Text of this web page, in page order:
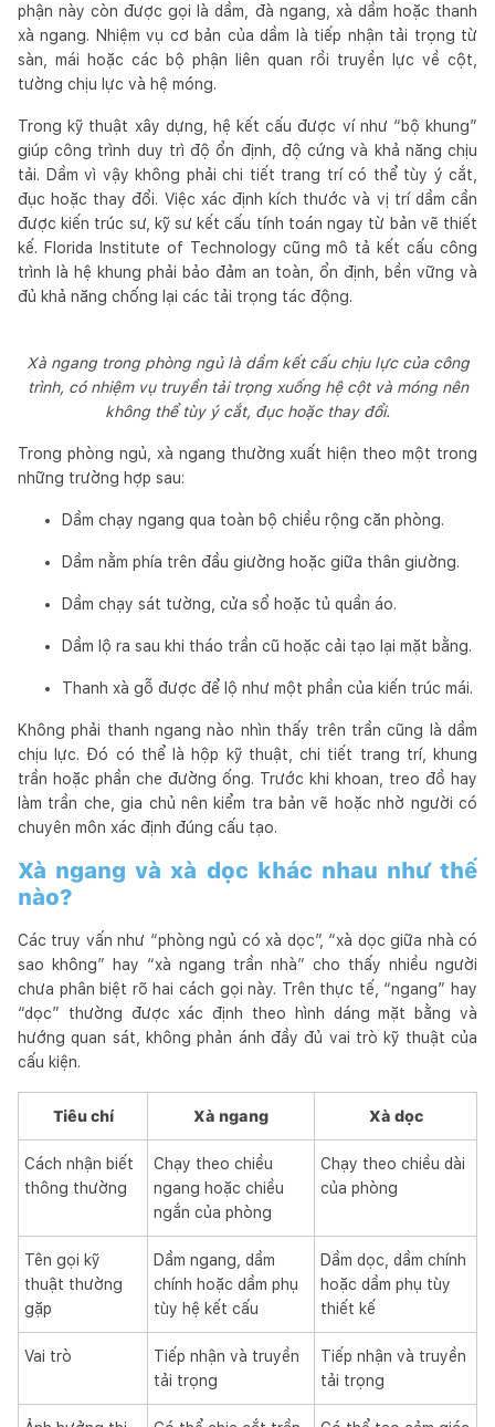
phận này còn được gọi là dầm, đà ngang, xà dầm hoặc thanh
xà ngang. Nhiệm vụ cơ bản của dầm là tiếp nhận tải trọng từ
sàn, mái hoặc các bộ phận liên quan rồi truyền lực về cột,
tường chịu lực và hệ móng.
Trong kỹ thuật xây dựng, hệ kết cấu được ví như “bộ khung”
giúp công trình duy trì độ ổn định, độ cứng và khả năng chịu
tải. Dầm vì vậy không phải chi tiết trang trí có thể tùy ý cắt,
đục hoặc thay đổi. Việc xác định kích thước và vị trí dầm cần
được kiến trúc sư, kỹ sư kết cấu tính toán ngay từ bản vẽ thiết
kế. Florida Institute of Technology cũng mô tả kết cấu công
trình là hệ khung phải bảo đảm an toàn, ổn định, bền vững và
đủ khả năng chống lại các tải trọng tác động.
Xà ngang trong phòng ngủ là dầm kết cấu chịu lực của công
trình, có nhiệm vụ truyền tải trọng xuống hệ cột và móng nên
không thể tùy ý cắt, đục hoặc thay đổi.
Trong phòng ngủ, xà ngang thường xuất hiện theo một trong
những trường hợp sau:
Dầm chạy ngang qua toàn bộ chiều rộng căn phòng.
Dầm nằm phía trên đầu giường hoặc giữa thân giường.
Dầm chạy sát tường, cửa sổ hoặc tủ quần áo.
Dầm lộ ra sau khi tháo trần cũ hoặc cải tạo lại mặt bằng.
Thanh xà gỗ được để lộ như một phần của kiến trúc mái.
Không phải thanh ngang nào nhìn thấy trên trần cũng là dầm
chịu lực. Đó có thể là hộp kỹ thuật, chi tiết trang trí, khung
trần hoặc phần che đường ống. Trước khi khoan, treo đồ hay
làm trần che, gia chủ nên kiểm tra bản vẽ hoặc nhờ người có
chuyên môn xác định đúng cấu tạo.
Xà ngang và xà dọc khác nhau như thế
nào?
Các truy vấn như “phòng ngủ có xà dọc”, “xà dọc giữa nhà có
sao không” hay “xà ngang trần nhà” cho thấy nhiều người
chưa phân biệt rõ hai cách gọi này. Trên thực tế, “ngang” hay
“dọc” thường được xác định theo hình dáng mặt bằng và
hướng quan sát, không phản ánh đầy đủ vai trò kỹ thuật của
cấu kiện.
Tiêu chí Xà ngang Xà dọc
Cách nhận biết
thông thường
Chạy theo chiều
ngang hoặc chiều
ngắn của phòng
Chạy theo chiều dài
của phòng
Tên gọi kỹ
thuật thường
gặp
Dầm ngang, dầm
chính hoặc dầm phụ
tùy hệ kết cấu
Dầm dọc, dầm chính
hoặc dầm phụ tùy
thiết kế
Vai trò
Tiếp nhận và truyền
tải trọng
Tiếp nhận và truyền
tải trọng